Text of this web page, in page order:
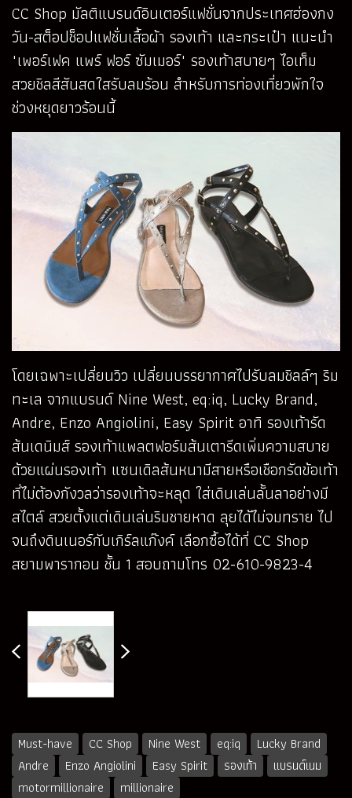
CC Shop มัลติแบรนด์อินเตอร์แฟชั่นจากประเทศฮ่องกง
วัน-สต็อปช็อปแฟชั่นเสื้อผ้า รองเท้า และกระเป๋า แนะนำ
"เพอร์เฟค แพร์ ฟอร์ ซัมเมอร์" รองเท้าสบายๆ ไอเท็ม
สวยชิลสีสันสดใสรับลมร้อน สำหรับการท่องเที่ยวพักใจ
ช่วงหยุดยาวร้อนนี้
โดยเฉพาะเปลี่ยนวิว เปลี่ยนบรรยากาศไปรับลมชิลล์ๆ ริม
ทะเล จากแบรนด์ Nine West, eq:iq, Lucky Brand,
Andre, Enzo Angiolini, Easy Spirit อาทิ รองเท้ารัด
ส้นเดนิมส์ รองเท้าแพลตฟอร์มส้นเตารีดเพิ่มความสบาย
ด้วยแผ่นรองเท้า แซนเดิลส้นหนามีสายหรือเชือกรัดข้อเท้า
ที่ไม่ต้องกังวลว่ารองเท้าจะหลุด ใส่เดินเล่นลั้นลาอย่างมี
สไตล์ สวยตั้งแต่เดินเล่นริมชายหาด ลุยได้ไม่จมทราย ไป
จนถึงดินเนอร์กับเกิร์ลแก๊งค์ เลือกซื้อได้ที่ CC Shop
สยามพารากอน ชั้น 1 สอบถามโทร 02-610-9823-4
Must-have CC Shop Nine West eq:iq
Lucky Brand
Andre
Enzo Angiolini Easy Spirit รองเท้า
แบรนด์เนม
motormillionaire
millionaire